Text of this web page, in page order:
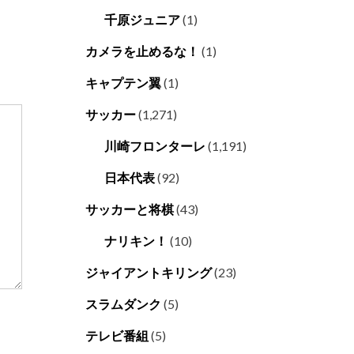
千原ジュニア(1)
カメラを止めるな！ (1)
キャプテン翼(1)
サッカー(1,271)
川崎フロンターレ (1,191)
日本代表(92)
サッカーと将棋(43)
ナリキン！ (10)
ジャイアントキリング(23)
スラムダンク (5)
テレビ番組 (5)